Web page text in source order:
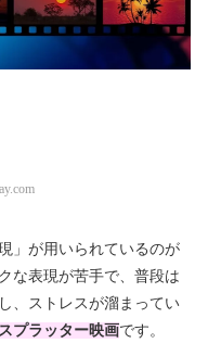
」が用いられているのが
な表現が苦手で、普段は
、ストレスが溜まってい
プラッター映画です。